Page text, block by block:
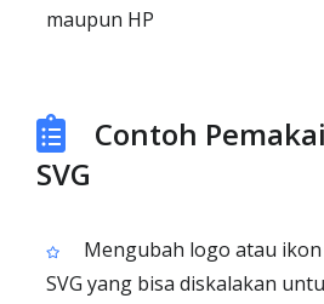
maupun HP
Contoh
SVG
Mengubah logo atau ikon
SVG yang bisa diskalakan